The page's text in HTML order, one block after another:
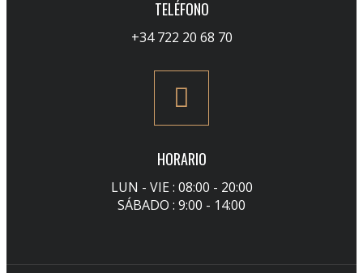
TELÉFONO
+34 722 20 68 70
HORARIO
LUN - VIE : 08:00 - 20:00
SÁBADO : 9:00 - 14:00